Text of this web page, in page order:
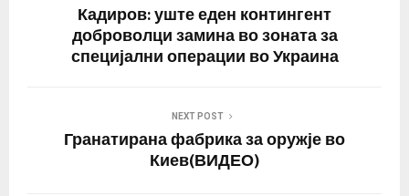
Кадиров: уште еден контингент
доброволци замина во зоната за
специјални операции во Украина
NEXT POST
Гранатирана фабрика за оружје во
Киев(ВИДЕО)